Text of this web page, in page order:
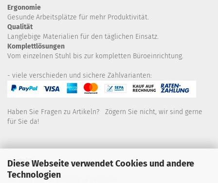
Diese Webseite verwendet Cookies und andere
Technologien
Ergonomie
Gesunde Arbeitsplätze für mehr Produktivität.
Qualität
Langlebige Materialien für den täglichen Einsatz.
Komplettlösungen
Vom einzelnen Stuhl bis zur kompletten Büroeinrichtung.
- viele verschieden und sichere Zahlvarianten:
Haben Sie Fragen zu Artikeln? Zögern Sie nicht, wir sind gerne
für Sie da!
Kontakt
Wir sind für Sie wie folgt erreichbar: